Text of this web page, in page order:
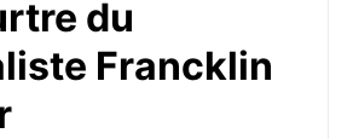
du
Francklin